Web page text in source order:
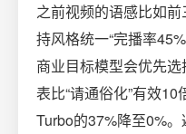
之前视频的语感比如
持风格统一“完播率
商业目标模型会优先选
表比“请通俗化”有效
Turbo的37%降至0%